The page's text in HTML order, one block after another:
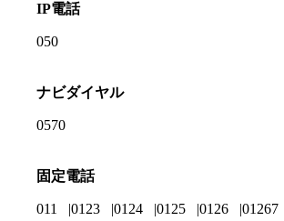
IP電話
050
ナビダイヤル
0570
固定電話
011 0123 0124 0125 0126 01267